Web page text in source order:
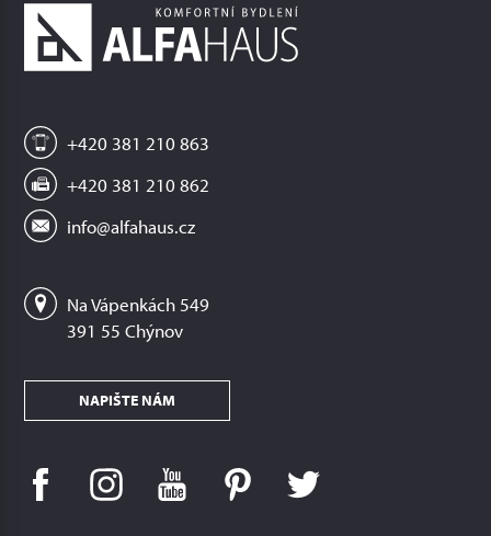
+420 381 210 863
+420 381 210 862
info@alfahaus.cz
Na Vápenkách 549
391 55 Chýnov
NAPIŠTE NÁM